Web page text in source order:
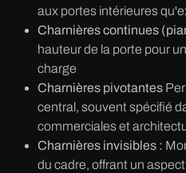
aux portes intérieures
Charnières continues
hauteur de la porte pour
charge
Charnières pivotantes
central, souvent spécifié
commerciales et
Charnières invisibles :
du cadre, offrant un